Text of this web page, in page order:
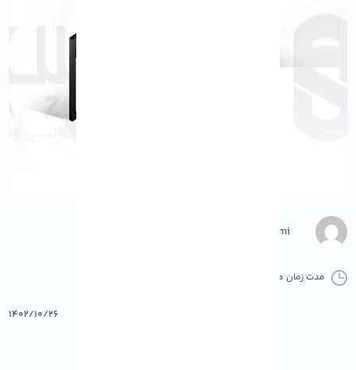
Negar Gerami
مدت زمان مطالعه :
۱۴۰۲/۱۰/۲۶